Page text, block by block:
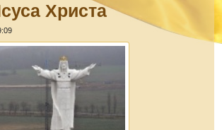
Христа